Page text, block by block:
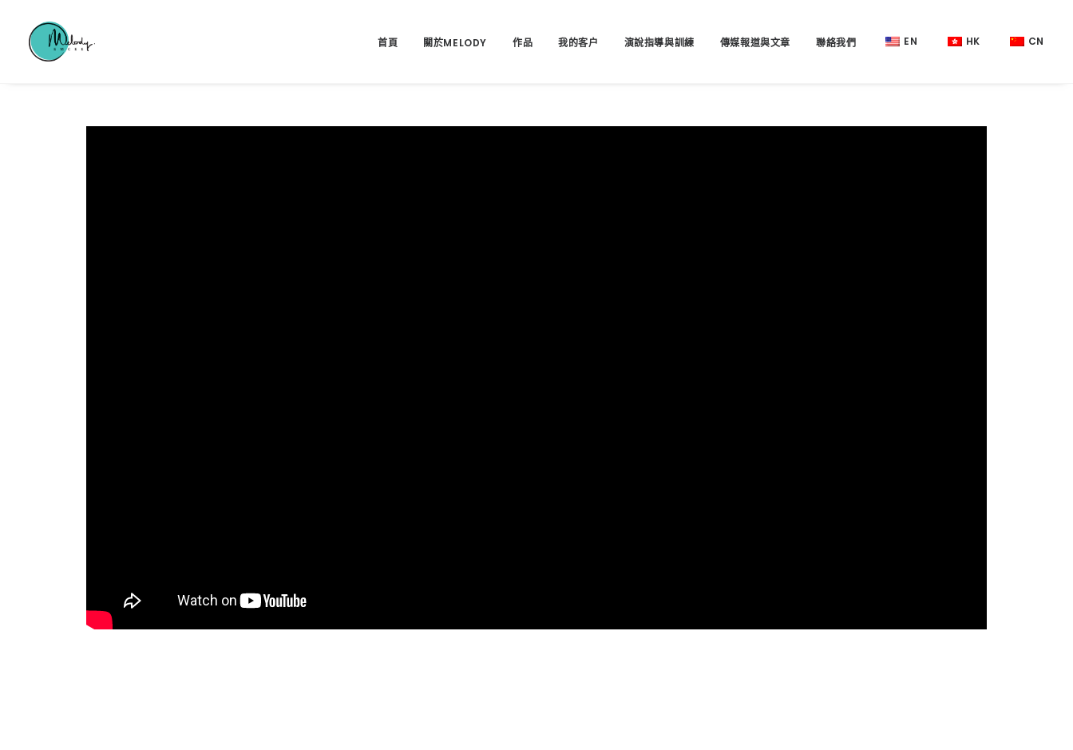
首頁 關於MELODY 作品 我的客户 演說指導與訓練 傳媒報道與文章 聯絡我們 EN HK CN